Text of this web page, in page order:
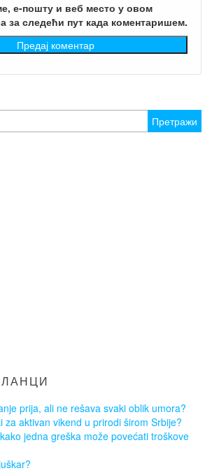
е-пошту и веб место у овом
за следећи пут када коментаришем.
prija, ali ne rešava svaki oblik umora?
za aktivan vikend u prirodi širom Srbije?
jedna greška može povećati troškove